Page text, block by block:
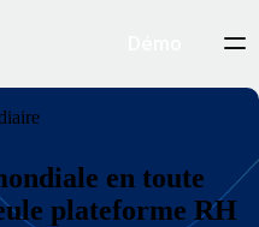
en toute
plateforme RH